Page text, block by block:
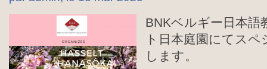
BNKベルギー日本語
ト日本庭園にてス
します。